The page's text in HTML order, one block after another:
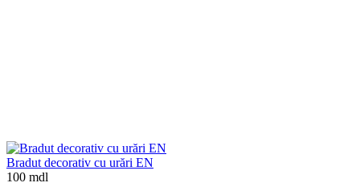
Bradut decorativ cu urări EN
100 mdl